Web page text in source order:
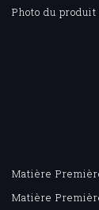
Photo du
Matière
Matière